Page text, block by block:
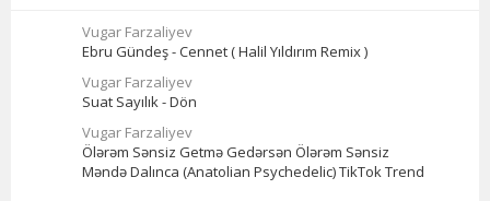
Vugar Farzaliyev
Ebru Gündeş - Cennet ( Halil Yıldırım Remix )
Vugar Farzaliyev
Suat Sayılık - Dön
Vugar Farzaliyev
Ölərəm Sənsiz Getmə Gedərsən Ölərəm Sənsiz
Məndə Dalınca (Anatolian Psychedelic) TikTok Trend